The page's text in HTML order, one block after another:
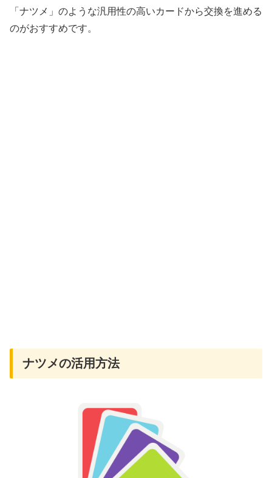
「ナツメ」のような汎用性の高いカードから交換を進める
のがおすすめです。
ナツメの活用方法